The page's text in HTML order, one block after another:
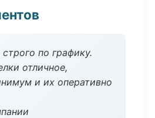
по графику.
отличное,
и их оперативно